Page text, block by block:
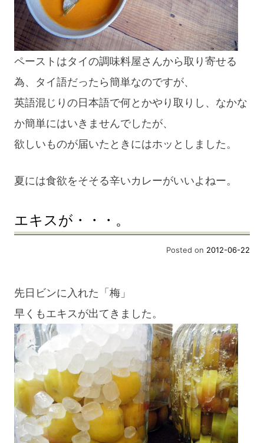
ペーストはタイの調味料屋さんから取り寄せる
為、タイ語だったら簡単なのですが、
英語混じりの日本語で何とかやり取りし、なかな
か簡単にはいきませんでしたが、
欲しいものが届いたときにはホッとしました。
夏には食欲をそそる辛いカレーがいいよねー。
エキスが・・・。
Posted on 2012-06-22
先日ビンに入れた「梅」
早くもエキスが出てきました。